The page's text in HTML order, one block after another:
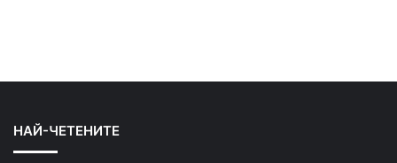
НАЙ-ЧЕТЕНИТЕ